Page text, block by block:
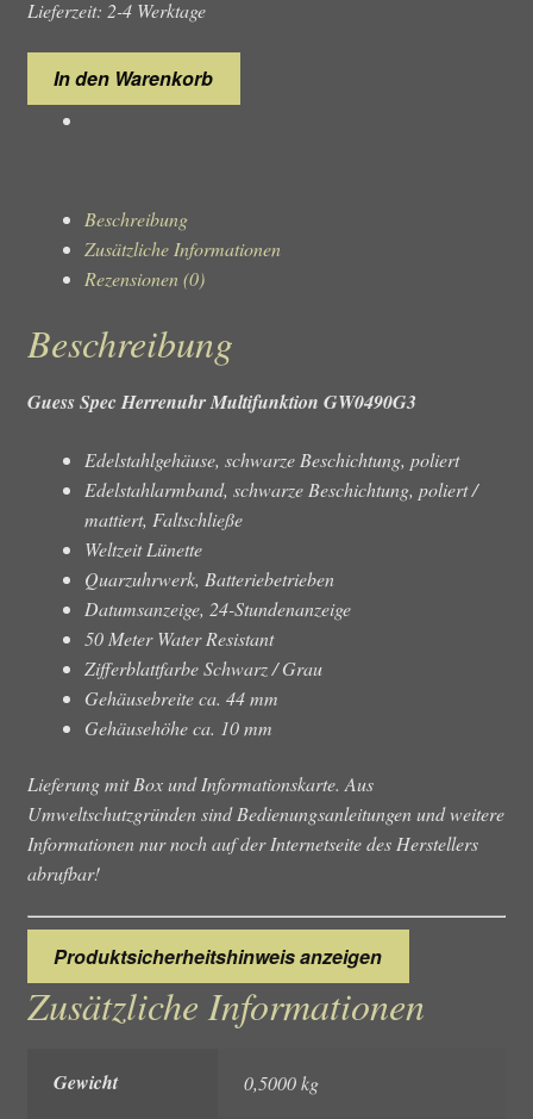
Lieferzeit: 2-4 Werktage
Guess
GW0490G3
In den Warenkorb
Beschreibung
Zusätzliche Informationen
Rezensionen (0)
Beschreibung
Guess Spec Herrenuhr Multifunktion GW0490G3
Edelstahlgehäuse, schwarze Beschichtung, poliert
Edelstahlarmband, schwarze Beschichtung, poliert /
mattiert, Faltschließe
Weltzeit Lünette
Quarzuhrwerk, Batteriebetrieben
Datumsanzeige, 24-Stundenanzeige
50 Meter Water Resistant
Zifferblattfarbe Schwarz / Grau
Gehäusebreite ca. 44 mm
Gehäusehöhe ca. 10 mm
Lieferung mit Box und Informationskarte. Aus
Umweltschutzgründen sind Bedienungsanleitungen und weitere
Informationen nur noch auf der Internetseite des Herstellers
abrufbar!
Produktsicherheitshinweis anzeigen
Zusätzliche Informationen
Gewicht 0,5000 kg